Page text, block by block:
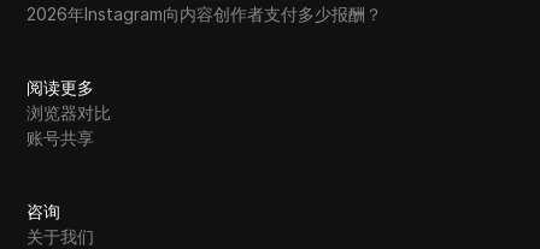
2026年Instagram向内容创作者支付多少报酬？
阅读更多
浏览器对比
账号共享
咨询
关于我们